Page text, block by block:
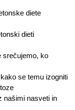
diete
dieti
srečujemo, ko
se temu izogniti
našimi nasveti in